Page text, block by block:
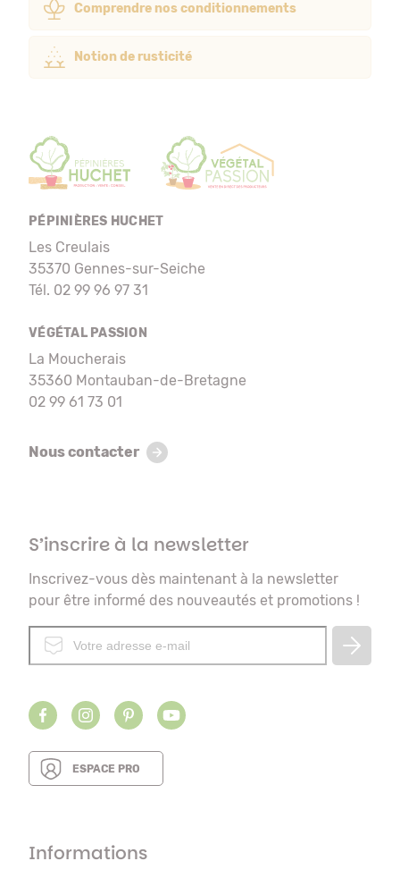
Comprendre nos conditionnements
Notion de rusticité
PÉPINIÈRES HUCHET
Les Creulais
35370 Gennes-sur-Seiche
Tél. 02 99 96 97 31
VÉGÉTAL PASSION
La Moucherais
35360 Montauban-de-Bretagne
02 99 61 73 01
Nous contacter
S’inscrire à la newsletter
Inscrivez-vous dès maintenant à la newsletter
pour être informé des nouveautés et promotions !
ESPACE PRO
Informations